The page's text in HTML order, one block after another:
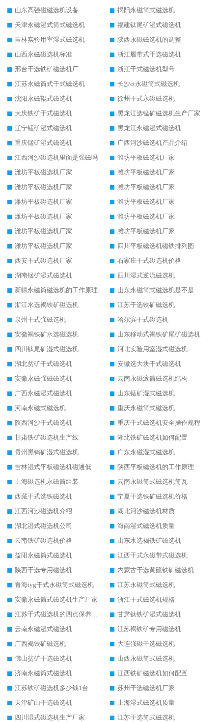
山东高强磁磁选机设备
揭阳永磁筒式磁选机
天津永磁湿式筒式磁选机
福建钛尾矿湿式磁选机
吉林实验用室湿式磁选机
陕西永磁磁选机的调整
山西永磁磁选机标准
浙江履带式干选磁选机
邢台干选铁矿磁选机厂
浙江干式磁选机型号
江苏永磁筒式干式磁选机
长沙ct永磁筒式磁选机
沈阳永磁辊式磁选机
徐州干式永磁磁选机
大庆铁矿干式磁选机
黑龙江选锰矿磁选机生产厂家
辽宁锰矿湿式磁选机
黑龙江永磁湿式磁选机
重庆锰矿湿式磁选机
广西河沙磁选机产品介绍
江西河沙磁选机里面是强磁吗
潍坊平板磁选机厂家
潍坊平板磁选机厂家
潍坊平板磁选机厂家
潍坊平板磁选机厂家
潍坊平板磁选机厂家
潍坊平板磁选机厂家
潍坊平板磁选机厂家
潍坊平板磁选机厂家
潍坊平板磁选机厂家
潍坊平板磁选机厂家
潍坊平板磁选机厂家
潍坊平板磁选机厂家
四川平板磁选机磁铁排列图
西安干式磁选机厂家
石家庄干式磁选机价格
湖南锰矿湿式磁选机
四川湿式逆流磁选机
新疆永磁筒磁选机的工作原理
山东永磁筒式磁选机是不是强磁
浙江水选褐铁矿磁选机
江苏干选铁矿磁选机
泉州干式强磁选机
哈尔滨干式磁选机
安徽褐铁矿水选磁选机
山东移动式褐铁矿尾矿磁选机
四川钛尾矿湿式磁选机
河北实验用室湿式磁选机
湖北贫矿干式磁选机
安徽选大块干式磁选机
安徽永磁强磁磁选机
云南永磁滚筒磁选机结构
广西永磁湿式磁选机
山东锰矿湿式磁选机
河南永磁式磁选机
重庆永磁筒式磁选机
陕西河沙干式磁选机
重庆干式磁选机安全操作规程
甘肃铁矿磁选机生产线
湖北铁矿磁选机如何配置
贵州黑钨矿湿式磁选机
广东永磁湿式磁选机
吉林湿式平板磁选机磁通低
陕西平板磁选机的工作原理
上海磁选机永磁筒组装
云南永磁筒式磁选机筒瓦
西藏干式选铁磁选机
宁夏干选铁矿磁选机价格
江西河沙磁选机介绍
湖北河沙磁选机材质
湖北湿式磁选机公司
海南湿式磁选机质量
云南铁矿磁选机价格
山东水选褐铁矿磁选机
益阳永磁筒式磁选机
江西干式永磁带式磁选机
陕西干选专用磁选机
内蒙古干选黄硫铁矿磁选机
青海tyg干式永磁筒式磁选机
江苏永磁筒式磁选机
安徽永磁筒式磁选机生产厂家
浙江干式磁选机规格
江苏干式磁选机的四点保养秘籍
甘肃钛铁矿湿式磁选机
云南永磁湿式磁选机
江苏褐铁矿专用磁选机
广西褐铁矿磁选机
大连强磁干选磁选机
佛山贫矿干选磁选机
山西永磁筒式磁选机
济南永磁筒式磁选机
江西铁矿磁选机如何配置
江苏铁矿磁选机多少钱1台
苏州干选磁选机厂家
天津矿山干选磁选机
上海湿式磁选机质量
四川湿式磁选机生产厂家
江苏干选筒式磁选机